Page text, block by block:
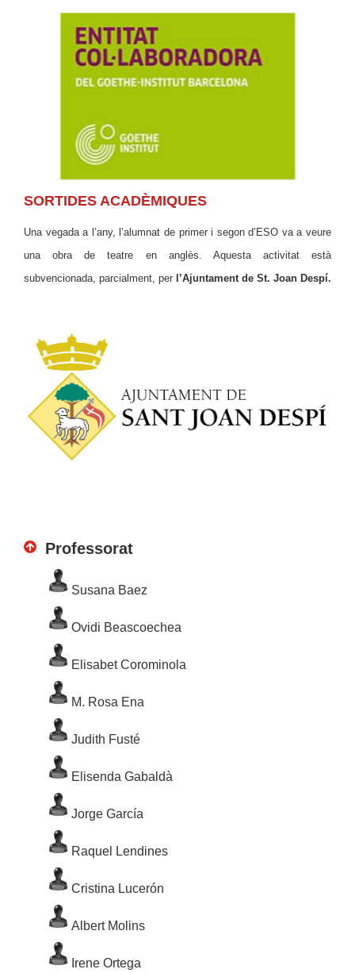
SORTIDES ACADÈMIQUES
Una vegada a l’any, l’alumnat de primer i segon d’ESO va a veure
una obra de teatre en anglès. Aquesta activitat està
subvencionada, parcialment, per l’Ajuntament de St. Joan Despí.
Professorat
Susana Baez
Ovidi Beascoechea
Elisabet Corominola
M. Rosa Ena
Judith Fusté
Elisenda Gabaldà
Jorge García
Raquel Lendines
Cristina Lucerón
Albert Molins
Irene Ortega